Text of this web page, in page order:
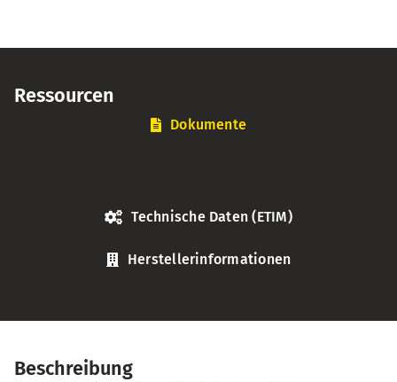
Ressourcen
Dokumente
Technische Daten (ETIM)
Herstellerinformationen
Beschreibung